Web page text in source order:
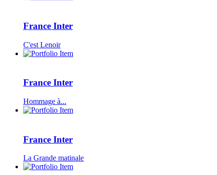
France Inter
C'est Lenoir
France Inter
Hommage à...
France Inter
La Grande matinale